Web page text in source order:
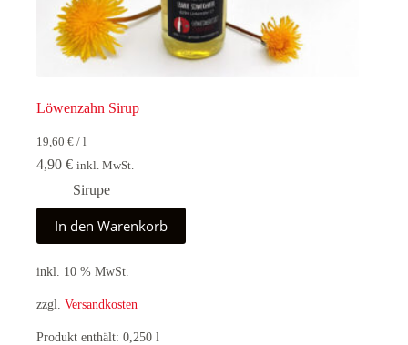
Löwenzahn Sirup
19,60 € / l
4,90 € inkl. MwSt.
Sirupe
In den Warenkorb
inkl. 10 % MwSt.
zzgl. Versandkosten
Produkt enthält: 0,250 l